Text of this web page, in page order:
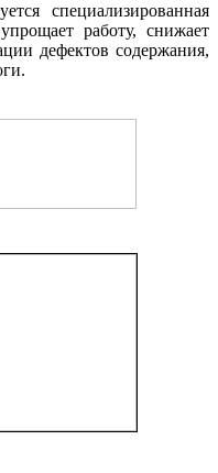
специализированная
работу, снижает
дефектов содержания,